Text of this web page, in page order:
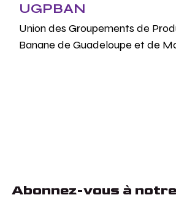
UGPBAN
Union des Groupements de
Banane de Guadeloupe et de
Abonnez-vous à